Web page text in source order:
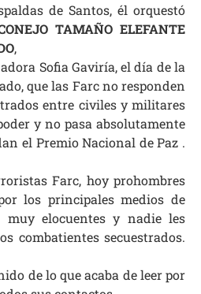
de Santos, él orquestó
TAMAÑO ELEFANTE
,
Sofia Gaviría, el día de la
que las Farc no responden
entre civiles y militares
y no pasa absolutamente
el Premio Nacional de Paz .
Farc, hoy prohombres
los principales medios de
muy elocuentes y nadie les
combatientes secuestrados.
de lo que acaba de leer por